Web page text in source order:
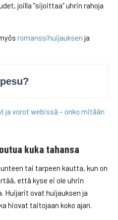
joilla ”sijoittaa” uhrin rahoja
romanssihuijauksen ja
ja vorot webissä – onko mitään
kuka tahansa
tai tarpeen kautta, kun on
että kyse ei ole uhrin
Huijarit ovat huijauksen ja
hiovat taitojaan koko ajan.